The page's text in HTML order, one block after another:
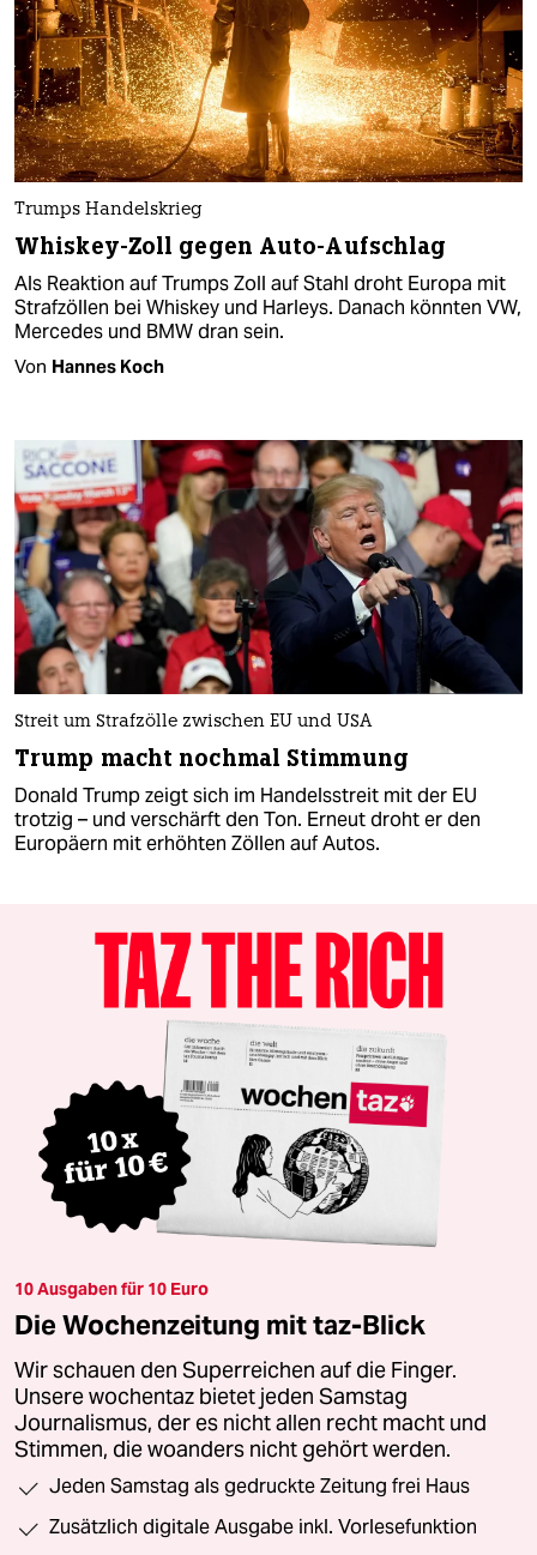
Trumps Handelskrieg
Whiskey-Zoll gegen Auto-Aufschlag
Als Reaktion auf Trumps Zoll auf Stahl droht Europa mit
Strafzöllen bei Whiskey und Harleys. Danach könnten VW,
Mercedes und BMW dran sein.
Von Hannes Koch
Streit um Strafzölle zwischen EU und USA
Trump macht nochmal Stimmung
Donald Trump zeigt sich im Handelsstreit mit der EU
trotzig – und verschärft den Ton. Erneut droht er den
Europäern mit erhöhten Zöllen auf Autos.
10 Ausgaben für 10 Euro
Die Wochenzeitung mit taz-Blick
Wir schauen den Superreichen auf die Finger.
Unsere wochentaz bietet jeden Samstag
Journalismus, der es nicht allen recht macht und
Stimmen, die woanders nicht gehört werden.
Jeden Samstag als gedruckte Zeitung frei Haus
Zusätzlich digitale Ausgabe inkl. Vorlesefunktion